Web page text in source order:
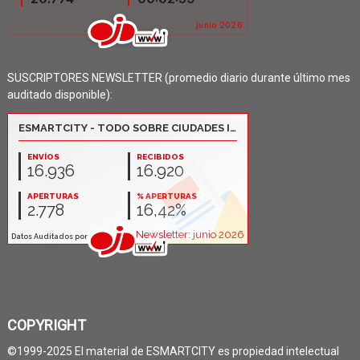
SUSCRIPTORES NEWSLETTER (promedio diario durante último mes
auditado disponible):
COPYRIGHT
©1999-2025 El material de ESMARTCITY es propiedad intelectual